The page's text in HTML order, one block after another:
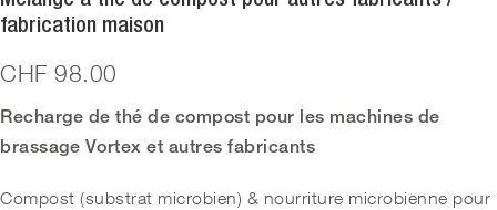
fabrication maison
CHF 98.00
Recharge de thé de compost pour les machines de
brassage Vortex et autres fabricants
Compost (substrat microbien) & nourriture microbienne pour